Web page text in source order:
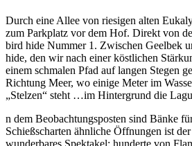
Durch eine Allee von riesigen alten
zum Parkplatz vor dem Hof. Direkt von
bird hide Nummer 1. Zwischen Geelbek
hide, den wir nach einer köstlichen
einem schmalen Pfad auf langen Stegen
Richtung Meer, wo einige Meter im
„Stelzen“ steht …im Hintergrund die
n dem Beobachtungsposten sind Bänke
Schießscharten ähnliche Öffnungen ist
wunderbares Spektakel: hunderte von